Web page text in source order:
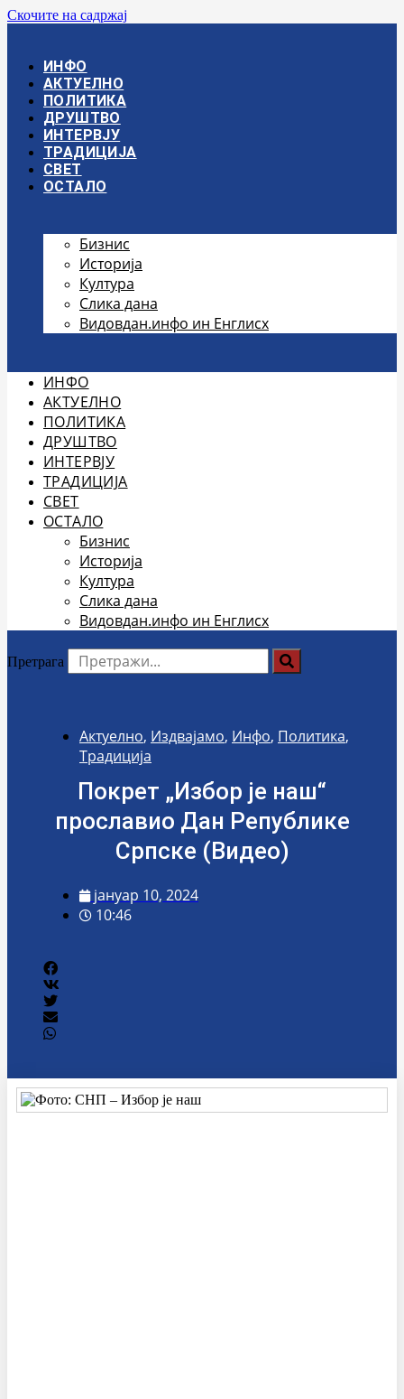
Скочите на садржај
ИНФО
АКТУЕЛНО
ПОЛИТИКА
ДРУШТВО
ИНТЕРВЈУ
ТРАДИЦИЈА
СВЕТ
ОСТАЛО
Бизнис
Историја
Култура
Слика дана
Видовдан.инфо ин Енглисх
ИНФО
АКТУЕЛНО
ПОЛИТИКА
ДРУШТВО
ИНТЕРВЈУ
ТРАДИЦИЈА
СВЕТ
ОСТАЛО
Бизнис
Историја
Култура
Слика дана
Видовдан.инфо ин Енглисх
Претрага
Актуелно, Издвајамо, Инфо, Политика,
Традиција
Покрет „Избор је наш“
прославио Дан Републике
Српске (Видео)
јануар 10, 2024
10:46